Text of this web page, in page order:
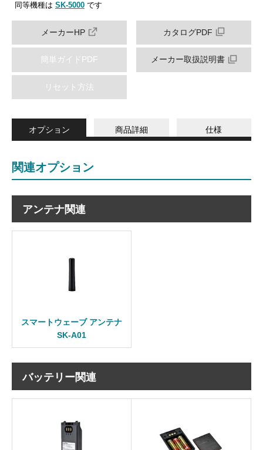
同等機種は SK-5000 です
メーカーHP カタログPDF
簡単ガイドPDF メーカー取扱説明書
リセット方法
オプション 商品詳細 仕様
関連オプション
アンテナ関連
スマートウェーブ アンテナ
SK-A01
バッテリー関連